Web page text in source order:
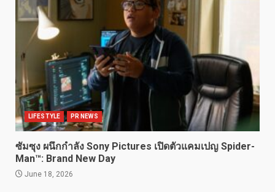
LIFESTYLE PR NEWS
ซัมซุง ผนึกกำลัง Sony Pictures เปิดตัวแคมเปญ Spider-
Man™: Brand New Day
June 18, 2026